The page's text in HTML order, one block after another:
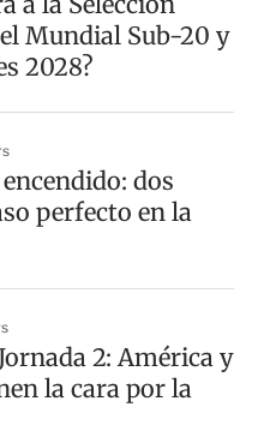
Mundial Sub-20 y
2028?
dos
perfecto en la
2: América y
la cara por la